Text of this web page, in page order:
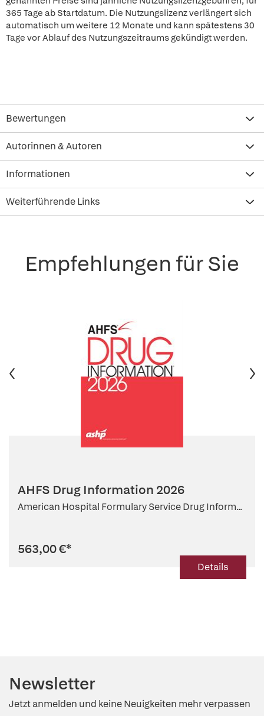
365 Tage ab Startdatum. Die Nutzungslizenz verlängert sich
automatisch um weitere 12 Monate und kann spätestens 30
Tage vor Ablauf des Nutzungszeitraums gekündigt werden.
Bewertungen
Autorinnen & Autoren
Informationen
Weiterführende Links
Empfehlungen für Sie
AHFS Drug Information 2026
American Hospital Formulary Service Drug Inform...
563,00 €*
Details
Newsletter
Jetzt anmelden und keine Neuigkeiten mehr verpassen